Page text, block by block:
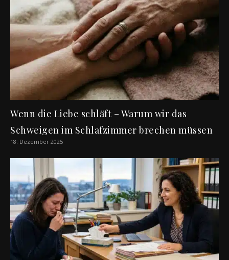
Wenn die Liebe schläft – Warum wir das
Schweigen im Schlafzimmer brechen müssen
18. Dezember 2025